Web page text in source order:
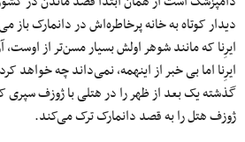
دیدار کوتاه به خانه پرخاطره‌اش در دانمارک
ایرِنا که مانند شوهر اولش بسیار مسن‌تر از اوست،
ایرِنا اما بی خبر از اینهمه، نمی‌داند چه خواهد
گذشته یک بعد از ظهر را در هتلی با ژوزف
ژوزف هتل را به قصد دانمارک ترک می‌کند.